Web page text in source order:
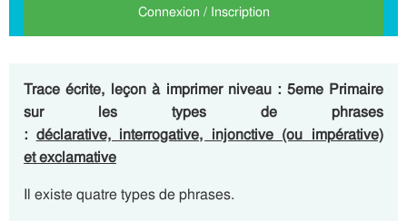
Connexion / Inscription
Trace écrite, leçon à imprimer niveau : 5eme Primaire
sur les types de phrases
: déclarative, interrogative, injonctive (ou impérative)
et exclamative
Il existe quatre types de phrases.